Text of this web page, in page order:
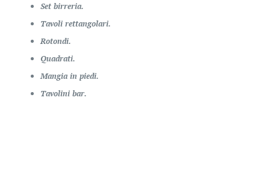
Set birreria.
Tavoli rettangolari.
Rotondi.
Quadrati.
Mangia in piedi.
Tavolini bar.